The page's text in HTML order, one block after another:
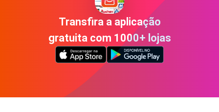
Transfira a aplicação
gratuita com 1000+ lojas